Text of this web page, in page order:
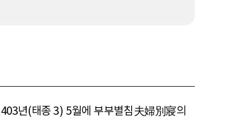
년(태종 3) 5월에 부부별침夫婦別寢의